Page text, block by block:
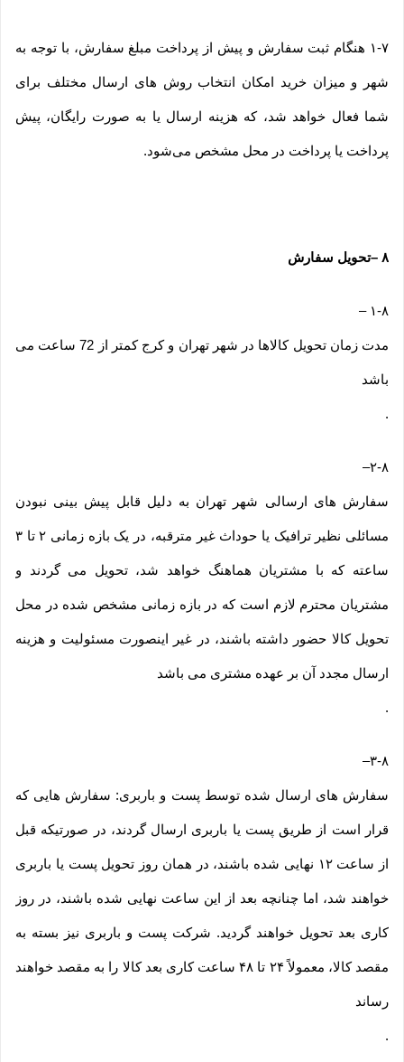
۱-۷ هنگام ثبت سفارش و پیش از پرداخت مبلغ سفارش، با توجه به
شهر و میزان خرید امکان انتخاب روش های ارسال مختلف برای
شما فعال خواهد شد، که هزینه ارسال یا به صورت رایگان، پیش
پرداخت یا پرداخت در محل مشخص می‌شود.
۸ –تحویل سفارش
۱-۸ –
مدت زمان تحویل کالاها در شهر تهران و کرج کمتر از 72 ساعت می
باشد
.
۲-۸–
سفارش های ارسالی شهر تهران به دلیل قابل پیش بینی نبودن
مسائلی نظیر ترافیک یا حوداث غیر مترقبه، در یک بازه زمانی ۲ تا ۳
ساعته که با مشتریان هماهنگ خواهد شد، تحویل می گردند و
مشتریان محترم لازم است که در بازه زمانی مشخص شده در محل
تحویل کالا حضور داشته باشند، در غیر اینصورت مسئولیت و هزینه
ارسال مجدد آن بر عهده مشتری می باشد
.
۳-۸–
سفارش های ارسال شده توسط پست و باربری: سفارش هایی که
قرار است از طریق پست یا باربری ارسال گردند، در صورتیکه قبل
از ساعت ۱۲ نهایی شده باشند، در همان روز تحویل پست یا باربری
خواهند شد، اما چنانچه بعد از این ساعت نهایی شده باشند، در روز
کاری بعد تحویل خواهند گردید. شرکت پست و باربری نیز بسته به
مقصد کالا، معمولاً ۲۴ تا ۴۸ ساعت کاری بعد کالا را به مقصد خواهند
رساند
.